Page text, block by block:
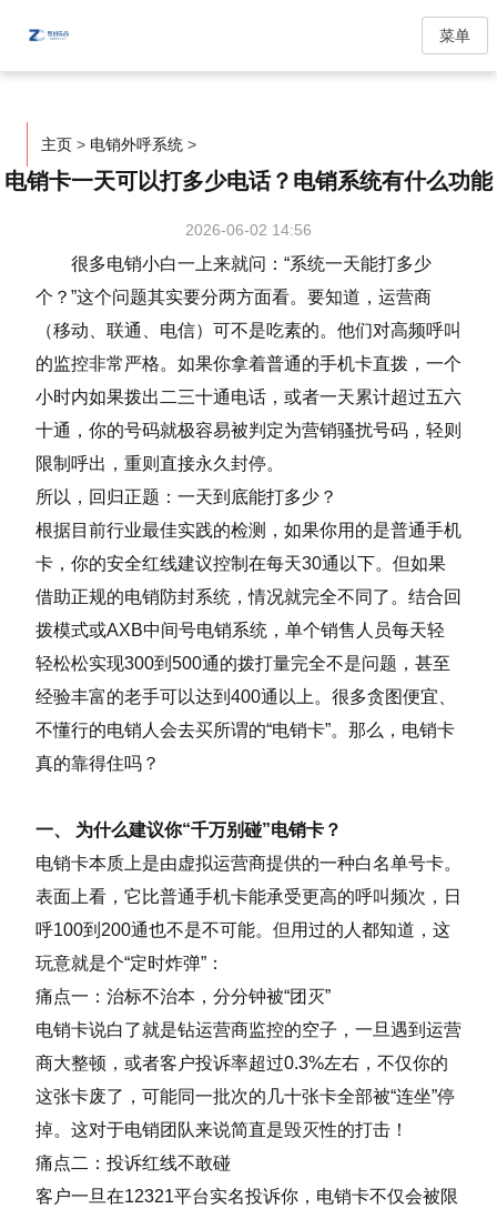
菜单
主页 > 电销外呼系统 >
电销卡一天可以打多少电话？电销系统有什么功能
2026-06-02 14:56
很多电销小白一上来就问：“系统一天能打多少
个？”这个问题其实要分两方面看。要知道，运营商
（移动、联通、电信）可不是吃素的。他们对高频呼叫
的监控非常严格。如果你拿着普通的手机卡直拨，一个
小时内如果拨出二三十通电话，或者一天累计超过五六
十通，你的号码就极容易被判定为营销骚扰号码，轻则
限制呼出，重则直接永久封停。
所以，回归正题：一天到底能打多少？
根据目前行业最佳实践的检测，如果你用的是普通手机
卡，你的安全红线建议控制在每天30通以下。但如果
借助正规的电销防封系统，情况就完全不同了。结合回
拨模式或AXB中间号电销系统，单个销售人员每天轻
轻松松实现300到500通的拨打量完全不是问题，甚至
经验丰富的老手可以达到400通以上。很多贪图便宜、
不懂行的电销人会去买所谓的“电销卡”。那么，电销卡
真的靠得住吗？
一、 为什么建议你“千万别碰”电销卡？
电销卡本质上是由虚拟运营商提供的一种白名单号卡。
表面上看，它比普通手机卡能承受更高的呼叫频次，日
呼100到200通也不是不可能。但用过的人都知道，这
玩意就是个“定时炸弹”：
痛点一：治标不治本，分分钟被“团灭”
电销卡说白了就是钻运营商监控的空子，一旦遇到运营
商大整顿，或者客户投诉率超过0.3%左右，不仅你的
这张卡废了，可能同一批次的几十张卡全部被“连坐”停
掉。这对于电销团队来说简直是毁灭性的打击！
痛点二：投诉红线不敢碰
客户一旦在12321平台实名投诉你，电销卡不仅会被限